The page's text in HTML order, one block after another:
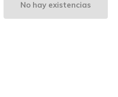
No hay existencias